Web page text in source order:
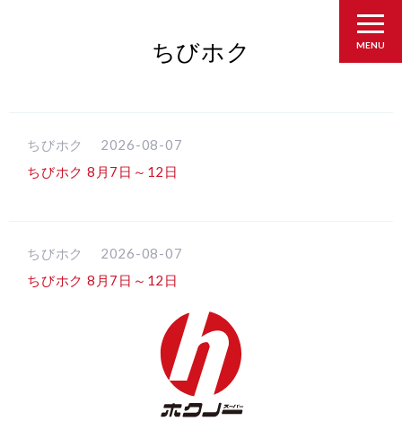
MENU
ちびホク
ちびホク
2026-08-07
ちびホク 8月7日～12日
ちびホク
2026-08-07
ちびホク 8月7日～12日